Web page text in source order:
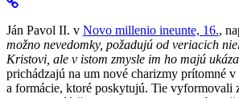
Ján Pavol II. v Novo millenio ineunte, 16.,
možno nevedomky, požadujú od veriacich
Kristovi, ale v istom zmysle im ho majú
prichádzajú na um nové charizmy prítomné
a formácie, ktoré poskytujú. Tie vyformovali